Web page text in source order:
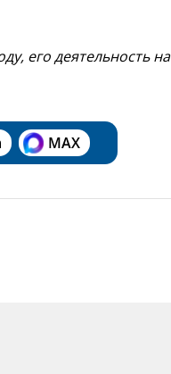
его деятельность на
MAX